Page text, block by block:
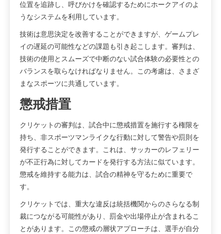
位置を追跡し、呼びかけを確認するためにホークアイのよ
うなシステムを利用しています。
技術は意思決定を改善することができますが、ゲームプレ
イの遅延の可能性などの課題も引き起こします。審判は、
技術の使用とスムーズで中断のない試合体験の必要性との
バランスを取らなければなりません。この考慮は、さまざ
まなスポーツに共通しています。
懲戒措置
クリケットの審判は、試合中に懲戒措置を施行する権限を
持ち、非スポーツマンライクな行動に対して警告や罰則を
発行することができます。これは、サッカーのレフェリー
が不正行為に対してカードを発行する方法に似ています。
懲戒を維持する能力は、試合の精神を守るために重要で
す。
クリケットでは、重大な違反は統括機関からのさらなる制
裁につながる可能性があり、罰金や出場停止が含まれるこ
とがあります。この懲戒の層状アプローチは、選手が自分